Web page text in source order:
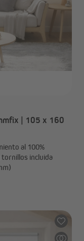
| 105 x 160
al 100%
tornillos incluida